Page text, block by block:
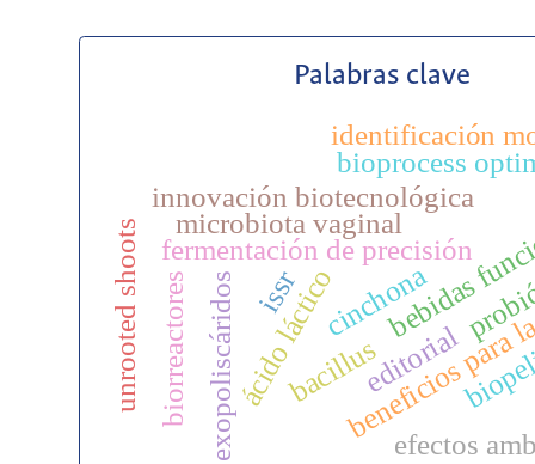
Palabras clave
editorial
bebidas
innovación biotecnológica
fermentación de precisión
beneficios
ácido láctico
microbiota vaginal
bioprocess
bacillus
exopoliscáridos cinchona
issr
identificación
unrooted shoots
efectos
biorreactores